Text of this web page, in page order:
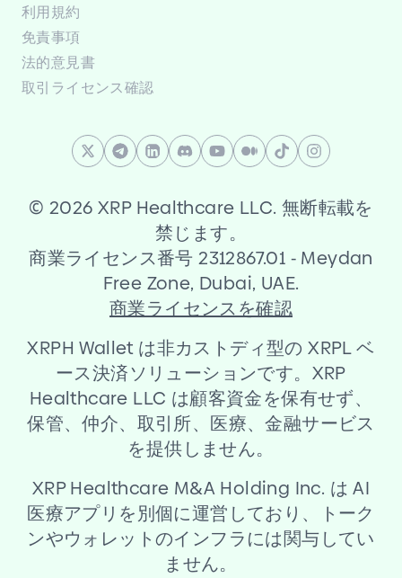
利用規約
免責事項
法的意見書
取引ライセンス確認
© 2026 XRP Healthcare LLC. 無断転載を
禁じます。
商業ライセンス番号 2312867.01 - Meydan
Free Zone, Dubai, UAE.
商業ライセンスを確認
XRPH Wallet は非カストディ型の XRPL ベ
ース決済ソリューションです。XRP
Healthcare LLC は顧客資金を保有せず、
保管、仲介、取引所、医療、金融サービス
を提供しません。
XRP Healthcare M&A Holding Inc. は AI
医療アプリを別個に運営しており、トーク
ンやウォレットのインフラには関与してい
ません。